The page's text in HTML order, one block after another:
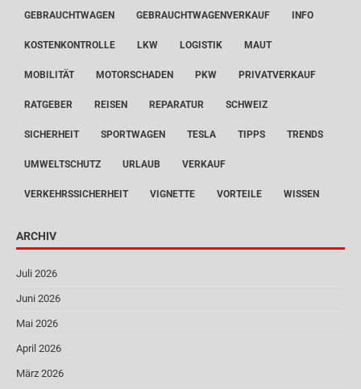
GEBRAUCHTWAGEN GEBRAUCHTWAGENVERKAUF INFO
KOSTENKONTROLLE LKW LOGISTIK MAUT
MOBILITÄT MOTORSCHADEN PKW PRIVATVERKAUF
RATGEBER REISEN REPARATUR SCHWEIZ
SICHERHEIT SPORTWAGEN TESLA TIPPS TRENDS
UMWELTSCHUTZ URLAUB VERKAUF
VERKEHRSSICHERHEIT VIGNETTE VORTEILE WISSEN
ARCHIV
Juli 2026
Juni 2026
Mai 2026
April 2026
März 2026